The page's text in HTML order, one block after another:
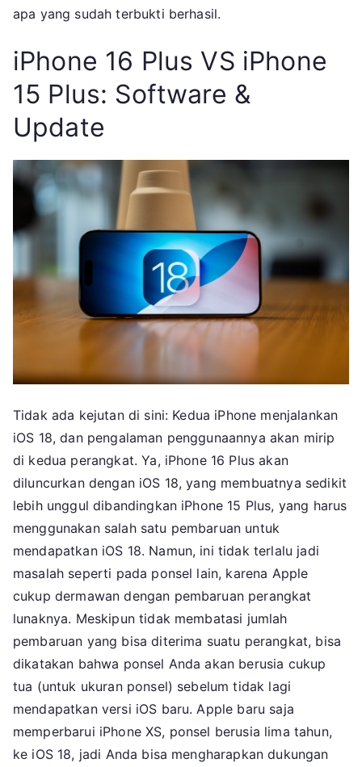
apa yang sudah terbukti berhasil.
iPhone 16 Plus VS iPhone
15 Plus: Software &
Update
Tidak ada kejutan di sini: Kedua iPhone menjalankan
iOS 18, dan pengalaman penggunaannya akan mirip
di kedua perangkat. Ya, iPhone 16 Plus akan
diluncurkan dengan iOS 18, yang membuatnya sedikit
lebih unggul dibandingkan iPhone 15 Plus, yang harus
menggunakan salah satu pembaruan untuk
mendapatkan iOS 18. Namun, ini tidak terlalu jadi
masalah seperti pada ponsel lain, karena Apple
cukup dermawan dengan pembaruan perangkat
lunaknya. Meskipun tidak membatasi jumlah
pembaruan yang bisa diterima suatu perangkat, bisa
dikatakan bahwa ponsel Anda akan berusia cukup
tua (untuk ukuran ponsel) sebelum tidak lagi
mendapatkan versi iOS baru. Apple baru saja
memperbarui iPhone XS, ponsel berusia lima tahun,
ke iOS 18, jadi Anda bisa mengharapkan dukungan